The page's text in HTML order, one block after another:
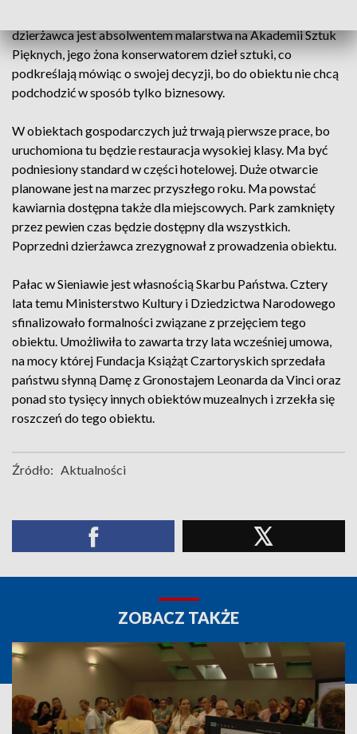
dzierżawca jest absolwentem malarstwa na Akademii Sztuk
Pięknych, jego żona konserwatorem dzieł sztuki, co
podkreślają mówiąc o swojej decyzji, bo do obiektu nie chcą
podchodzić w sposób tylko biznesowy.
W obiektach gospodarczych już trwają pierwsze prace, bo
uruchomiona tu będzie restauracja wysokiej klasy. Ma być
podniesiony standard w części hotelowej. Duże otwarcie
planowane jest na marzec przyszłego roku. Ma powstać
kawiarnia dostępna także dla miejscowych. Park zamknięty
przez pewien czas będzie dostępny dla wszystkich.
Poprzedni dzierżawca zrezygnował z prowadzenia obiektu.
Pałac w Sieniawie jest własnością Skarbu Państwa. Cztery
lata temu Ministerstwo Kultury i Dziedzictwa Narodowego
sfinalizowało formalności związane z przejęciem tego
obiektu. Umożliwiła to zawarta trzy lata wcześniej umowa,
na mocy której Fundacja Książąt Czartoryskich sprzedała
państwu słynną Damę z Gronostajem Leonarda da Vinci oraz
ponad sto tysięcy innych obiektów muzealnych i zrzekła się
roszczeń do tego obiektu.
Źródło: Aktualności
ZOBACZ TAKŻE